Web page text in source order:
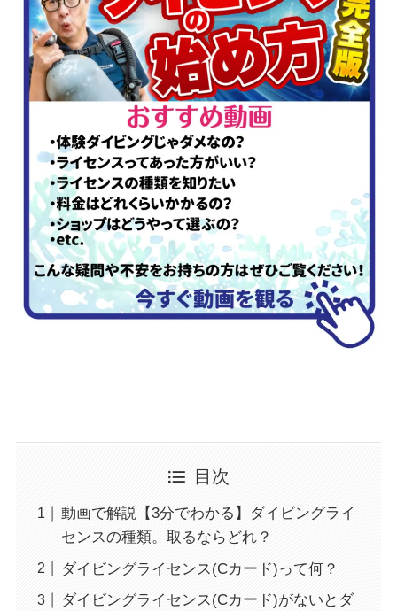
目次
動画で解説【3分でわかる】ダイビングライ
センスの種類。取るならどれ？
ダイビングライセンス(Cカード)って何？
ダイビングライセンス(Cカード)がないとダ